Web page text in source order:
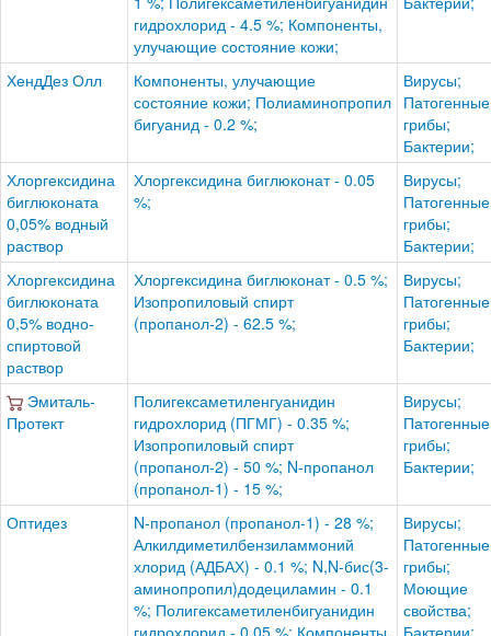
гидрохлорид - 4.5 %; Компоненты,
улучающие состояние кожи;
ХендДез Олл
Компоненты, улучающие
состояние кожи; Полиаминопропил
бигуанид - 0.2 %;
Вирусы;
Патогенные
грибы;
Бактерии;
Хлоргексидина
биглюконата
0,05% водный
раствор
Хлоргексидина биглюконат - 0.05
%;
Вирусы;
Патогенные
грибы;
Бактерии;
Хлоргексидина
биглюконата
0,5% водно-
спиртовой
раствор
Хлоргексидина биглюконат - 0.5 %;
Изопропиловый спирт
(пропанол-2) - 62.5 %;
Вирусы;
Патогенные
грибы;
Бактерии;
Эмиталь-
Протект
Полигексаметиленгуанидин
гидрохлорид (ПГМГ) - 0.35 %;
Изопропиловый спирт
(пропанол-2) - 50 %; N-пропанол
(пропанол-1) - 15 %;
Вирусы;
Патогенные
грибы;
Бактерии;
Оптидез
N-пропанол (пропанол-1) - 28 %;
Алкилдиметилбензиламмоний
хлорид (АДБАХ) - 0.1 %; N,N-бис(3-
аминопропил)додециламин - 0.1
%; Полигексаметиленбигуанидин
гидрохлорид - 0.05 %; Компоненты,
Вирусы;
Патогенные
грибы;
Моющие
свойства;
Бактерии;